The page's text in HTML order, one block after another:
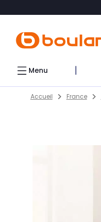
Menu
Skip to content
Return to Nav
Accueil France